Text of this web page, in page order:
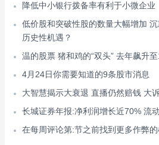
降低中小银行拨备率有利于小微企业
低价股和突破性股的数量大幅增加
历史性机遇？
温的股票 猪和鸡的“双头” 去年飙升
4月24日你需要知道的9条股市消息
大智慧揭示大衰退 直播仍然赔钱 大
长城证券年报:净利润增长近70% 流
在每周评论第:节之前找到更多作弊的